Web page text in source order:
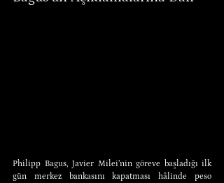
Philipp Bagus, Javier Milei’nin göreve başladığı ilk
gün merkez bankasını kapatması hâlinde peso